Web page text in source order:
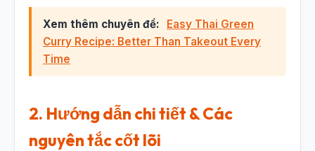
Xem thêm chuyên đề:
Easy Thai Green
Curry Recipe: Better Than Takeout Every
Time
2. Hướng dẫn chi tiết & Các
nguyên tắc cốt lõi